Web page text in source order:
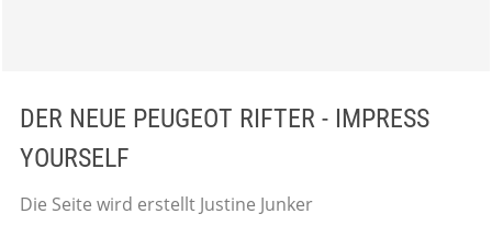
DER NEUE PEUGEOT RIFTER - IMPRESS
YOURSELF
Die Seite wird erstellt Justine Junker